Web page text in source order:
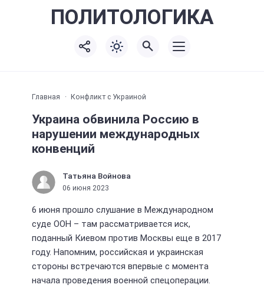
ПОЛИТОЛОГИКА
Главная Конфликт с Украиной
Украина обвинила Россию в
нарушении международных
конвенций
Татьяна Войнова
06 июня 2023
6 июня прошло слушание в Международном
суде ООН – там рассматривается иск,
поданный Киевом против Москвы еще в 2017
году. Напомним, российская и украинская
стороны встречаются впервые с момента
начала проведения военной спецоперации.